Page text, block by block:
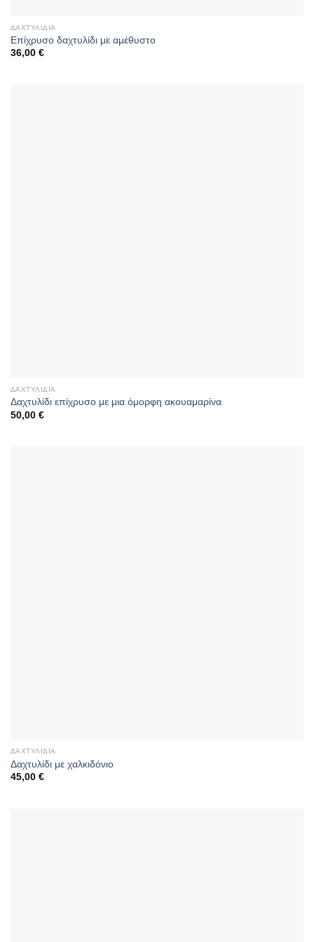
ΔΑΧΤΥΛΊΔΙΑ
Επίχρυσο δαχτυλίδι με αμέθυστο
36,00 €
ΔΑΧΤΥΛΊΔΙΑ
Δαχτυλίδι επίχρυσο με μια όμορφη ακουαμαρίνα
50,00 €
ΔΑΧΤΥΛΊΔΙΑ
Δαχτυλίδι με χαλκιδόνιο
45,00 €